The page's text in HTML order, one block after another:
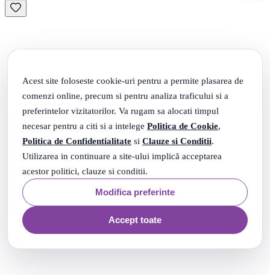
Acest site foloseste cookie-uri pentru a permite plasarea de
comenzi online, precum si pentru analiza traficului si a
preferintelor vizitatorilor. Va rugam sa alocati timpul
necesar pentru a citi si a intelege Politica de Cookie,
Politica de Confidentialitate si Clauze si Conditii.
Utilizarea in continuare a site-ului implică acceptarea
acestor politici, clauze si conditii.
Modifica preferinte
Accept toate